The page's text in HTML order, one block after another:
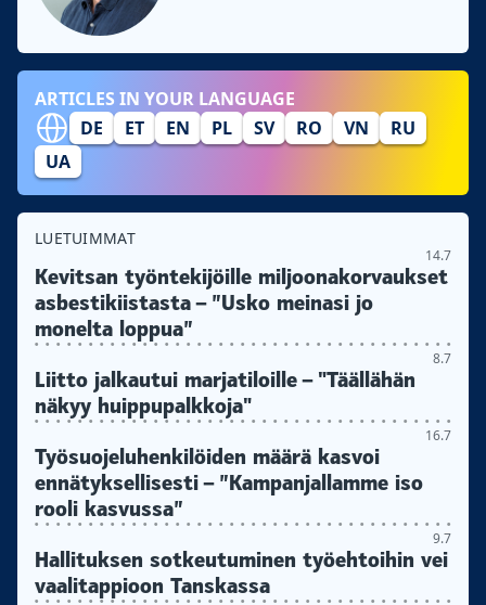
ARTICLES IN YOUR LANGUAGE
DE
ET EN PL SV RO VN
RU
UA
LUETUIMMAT
14.7
Kevitsan työntekijöille miljoonakorvaukset
asbestikiistasta – ”Usko meinasi jo
monelta loppua”
8.7
Liitto jalkautui marjatiloille – "Täällähän
näkyy huippupalkkoja"
16.7
Työsuojeluhenkilöiden määrä kasvoi
ennätyksellisesti – ”Kampanjallamme iso
rooli kasvussa”
9.7
Hallituksen sotkeutuminen työehtoihin vei
vaalitappioon Tanskassa